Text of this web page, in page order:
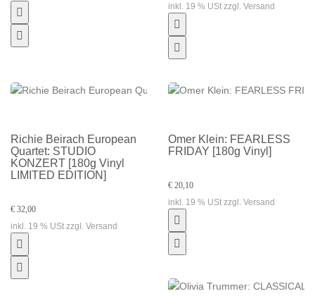
inkl. 19 % USt zzgl. Versand
Richie Beirach European
Quartet: STUDIO
KONZERT [180g Vinyl
LIMITED EDITION]
€ 32,00
inkl. 19 % USt zzgl. Versand
Omer Klein: FEARLESS
FRIDAY [180g Vinyl]
€ 20,10
inkl. 19 % USt zzgl. Versand